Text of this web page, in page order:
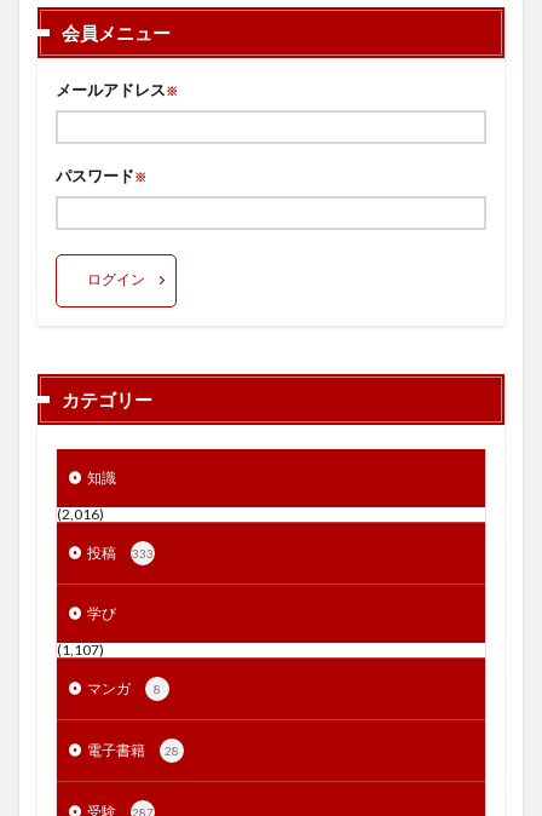
会員メニュー
メールアドレス※
パスワード※
ログイン
カテゴリー
知識
(2,016)
投稿 333
学び
(1,107)
マンガ 8
電子書籍 28
受験 287